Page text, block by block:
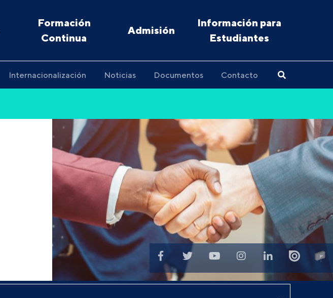
Formación
Continua
Admisión
Información para
Estudiantes
Internacionalización Noticias Documentos Contacto